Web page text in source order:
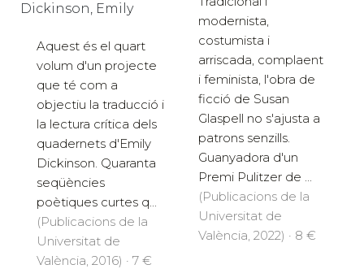
Dickinson, Emily
Aquest és el quart
volum d'un projecte
que té com a
objectiu la traducció i
la lectura crítica dels
quadernets d'Emily
Dickinson. Quaranta
seqüències
poètiques curtes q...
(Publicacions de la
Universitat de
València, 2016) · 7 €
modernista,
costumista i
arriscada, complaent
i feminista, l'obra de
ficció de Susan
Glaspell no s'ajusta a
patrons senzills.
Guanyadora d'un
Premi Pulitzer de ...
(Publicacions de la
Universitat de
València, 2022) · 8 €